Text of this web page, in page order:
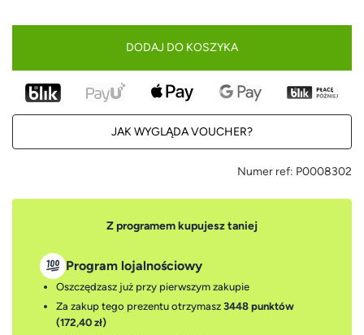
DODAJ DO KOSZYKA
JAK WYGLĄDA VOUCHER?
Numer ref: P0008302
Z programem kupujesz taniej
Program lojalnościowy
Oszczędzasz już przy pierwszym zakupie
Za zakup tego prezentu otrzymasz 3448 punktów
(172,40 zł)